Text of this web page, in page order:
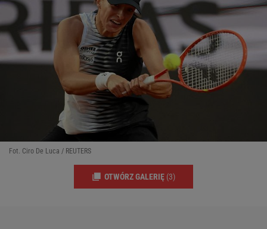
Fot. Ciro De Luca / REUTERS
OTWÓRZ GALERIĘ (3)